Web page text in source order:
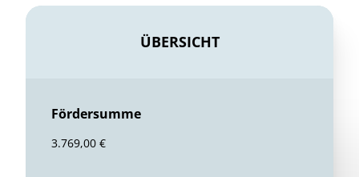
ÜBERSICHT
Fördersumme
3.769,00 €